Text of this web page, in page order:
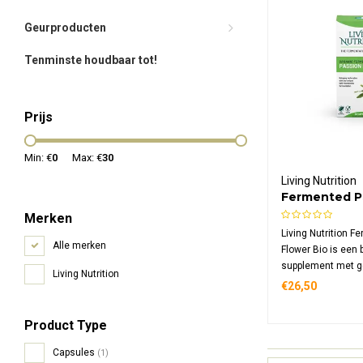
Geurproducten
Tenminste houdbaar tot!
Prijs
Min: €0 Max: €30
Merken
Alle merken
Living Nutrition
Product Type
Capsules (1)
Living Nutrition
Fermented
Flower Bio
Living Nutrition
Flower Bio is een
supplement met
passiebloemblad.
€26,50